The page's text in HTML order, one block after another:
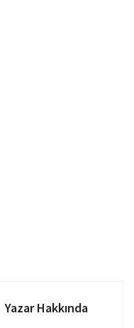
Yazar Hakkında